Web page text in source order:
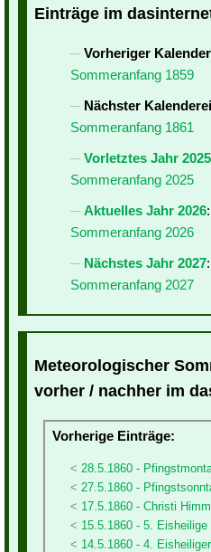
Einträge im
Vorheriger
Sommeranfang 1859
Nächster
Sommeranfang 1861
Vorletztes Jahr 2025
Sommeranfang 2025
Aktuelles Jahr 2026:
Sommeranfang 2026
Nächstes Jahr 2027:
Sommeranfang 2027
Meteorologischer
vorher / nachher im
Vorherige Einträge:
28.5.1860 -
27.5.1860 -
17.5.1860 - Christi
15.5.1860 - 5. Eisheilige
14.5.1860 - 4.